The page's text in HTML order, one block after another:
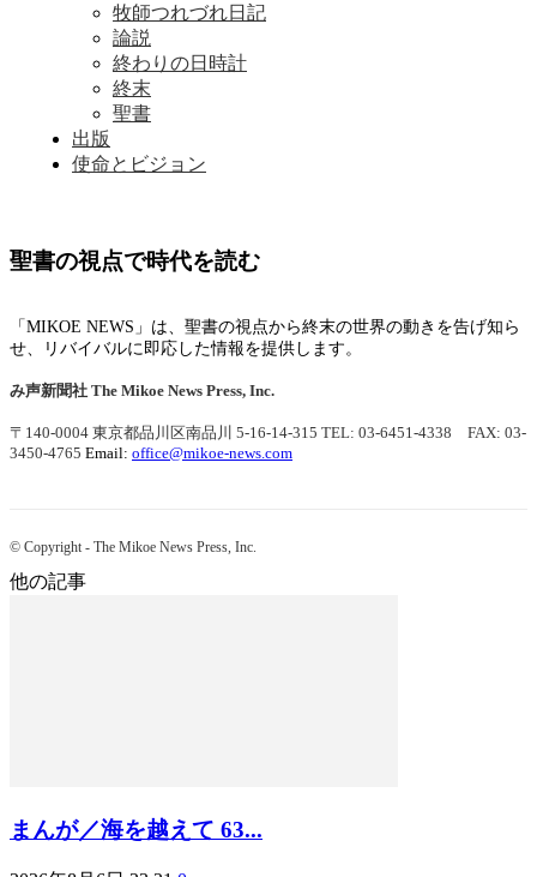
牧師つれづれ日記
論説
終わりの日時計
終末
聖書
出版
使命とビジョン
聖書の視点で時代を読む
「MIKOE NEWS」は、聖書の視点から終末の世界の動きを告げ知ら
せ、リバイバルに即応した情報を提供します。
み声新聞社 The Mikoe News Press, Inc.
〒140-0004 東京都品川区南品川 5-16-14-315 TEL: 03-6451-4338 FAX: 03-
3450-4765 Email: office@mikoe-news.com
© Copyright - The Mikoe News Press, Inc.
他の記事
まんが／海を越えて 63...